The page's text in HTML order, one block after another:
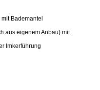
Bademantel
aus eigenem Anbau) mit
Imkerführung